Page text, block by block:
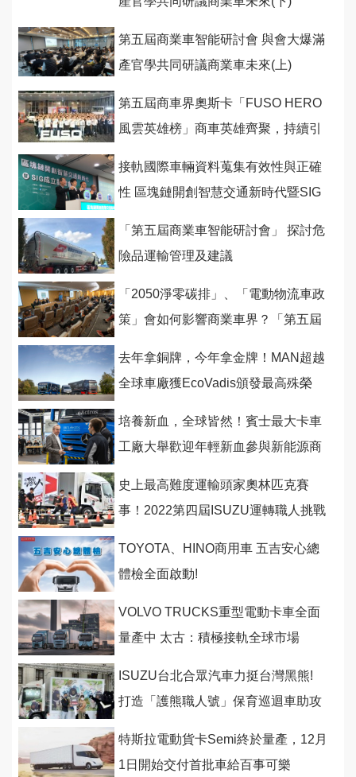
第五屆商業車智能研討會 與會大爆滿
產官學共同研議商業車未來(上)
第五屆商車界奧斯卡「FUSO HERO
風雲英雄榜」商車英雄齊聚，持續引
接軌國際車輛資料蒐集有效性與正確
性 區塊鏈開創智慧交通新時代暨SIG
「第五屆商業車智能研討會」 探討危
險品運輸管理及建議
「2050淨零碳排」、「電動物流車政
策」會如何影響商業車界？「第五屆
去年拿銅牌，今年拿金牌！MAN超越
全球車廠獲EcoVadis頒發最高殊榮
培養新血，全球皆然！賓士最大卡車
工廠大舉歡迎年輕新血參與新能源商
史上最高難度運輸頭家奧林匹克賽
事！2022第四屆ISUZU運轉職人挑戰
TOYOTA、HINO商用車 五吉安心總
體檢全面啟動!
VOLVO TRUCKS重型電動卡車全面
量產中 太古：積極接軌全球市場
ISUZU台北合眾汽車力挺台灣黑熊!
打造「護熊職人號」保育巡迴車助攻
特斯拉電動貨卡Semi終於量產，12月
1日開始交付首批車給百事可樂